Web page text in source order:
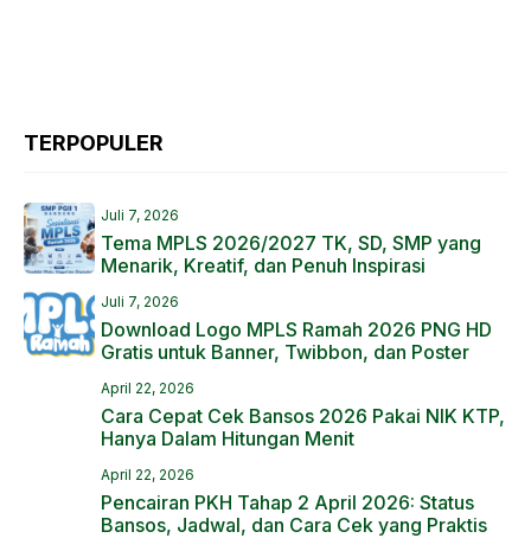
TERPOPULER
Juli 7, 2026
Tema MPLS 2026/2027 TK, SD, SMP yang
Menarik, Kreatif, dan Penuh Inspirasi
Juli 7, 2026
Download Logo MPLS Ramah 2026 PNG HD
Gratis untuk Banner, Twibbon, dan Poster
April 22, 2026
Cara Cepat Cek Bansos 2026 Pakai NIK KTP,
Hanya Dalam Hitungan Menit
April 22, 2026
Pencairan PKH Tahap 2 April 2026: Status
Bansos, Jadwal, dan Cara Cek yang Praktis